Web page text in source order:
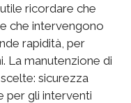
ricordare che
che intervengono
rapidità, per
La manutenzione di
sicurezza
per gli interventi